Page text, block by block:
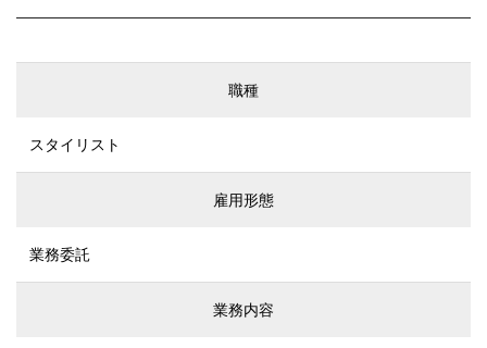
職種
スタイリスト
雇用形態
業務委託
業務内容